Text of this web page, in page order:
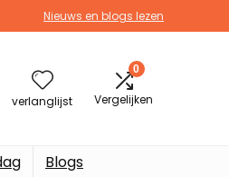
Nieuws en blogs lezen
verlanglijst
0
Vergelijken
Blogs